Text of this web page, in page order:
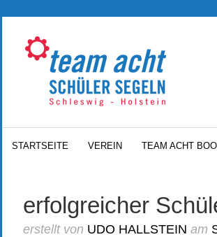
STARTSEITE VEREIN TEAM ACHT
erfolgreicher
erstellt von UDO HALLSTEIN am